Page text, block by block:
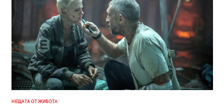
НЕЩАТА ОТ ЖИВОТА